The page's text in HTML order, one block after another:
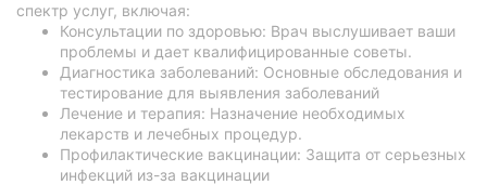
спектр услуг, включая:
Консультации по здоровью: Врач выслушивает ваши
проблемы и дает квалифицированные советы.
Диагностика заболеваний: Основные обследования и
тестирование для выявления заболеваний
Лечение и терапия: Назначение необходимых
лекарств и лечебных процедур.
Профилактические вакцинации: Защита от серьезных
инфекций из-за вакцинации